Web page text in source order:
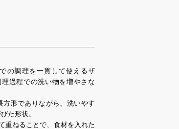
の調理を一貫して使えるザ
過程での洗い物を増やさな
方形でありながら、洗いやす
た形状。
重ねることで、食材を入れた